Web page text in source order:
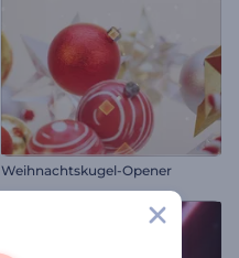
Weihnachtskugel-Opener